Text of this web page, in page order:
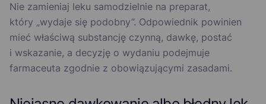
Nie zamieniaj leku samodzielnie na preparat,
który „wydaje się podobny”. Odpowiednik powinien
mieć właściwą substancję czynną, dawkę, postać
i wskazanie, a decyzję o wydaniu podejmuje
farmaceuta zgodnie z obowiązującymi zasadami.